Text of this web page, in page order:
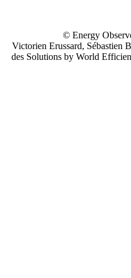
© Energy
Victorien Erussard, Sébastien
des Solutions by World